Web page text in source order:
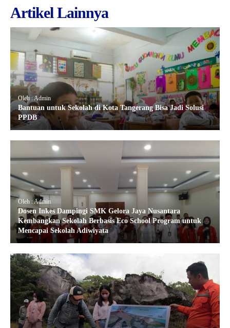
Artikel Lainnya
Oleh : Admin
Bantuan untuk Sekolah di Kota Tangerang Bisa Jadi Solusi
PPDB
Oleh : Admin
Dosen Inkes Dampingi SMK Gelora Jaya Nusantara
Kembangkan Sekolah Berbasis Eco School Program untuk
Mencapai Sekolah Adiwiyata